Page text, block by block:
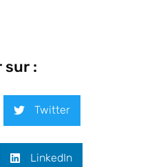
sur :
Twitter
LinkedIn